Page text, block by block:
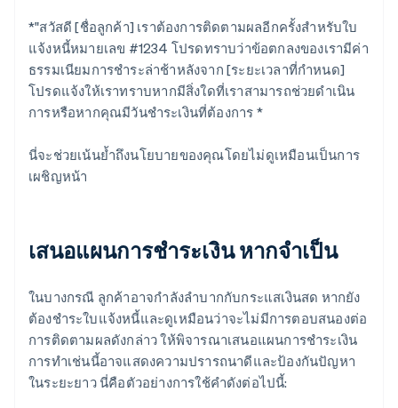
*"สวัสดี [ชื่อลูกค้า] เราต้องการติดตามผลอีกครั้งสำหรับใบ
แจ้งหนี้หมายเลข #1234 โปรดทราบว่าข้อตกลงของเรามีค่า
ธรรมเนียมการชำระล่าช้าหลังจาก [ระยะเวลาที่กำหนด]
โปรดแจ้งให้เราทราบหากมีสิ่งใดที่เราสามารถช่วยดําเนิน
การหรือหากคุณมีวันชำระเงินที่ต้องการ *
นี่จะช่วยเน้นย้ำถึงนโยบายของคุณโดยไม่ดูเหมือนเป็นการ
เผชิญหน้า
เสนอแผนการชําระเงิน หากจําเป็น
ในบางกรณี ลูกค้าอาจกําลังลําบากกับกระแสเงินสด หากยัง
ต้องชำระใบแจ้งหนี้และดูเหมือนว่าจะไม่มีการตอบสนองต่อ
การติดตามผลดังกล่าว ให้พิจารณาเสนอแผนการชำระเงิน
การทําเช่นนี้อาจแสดงความปรารถนาดีและป้องกันปัญหา
ในระยะยาว นี่คือตัวอย่างการใช้คำดังต่อไปนี้: